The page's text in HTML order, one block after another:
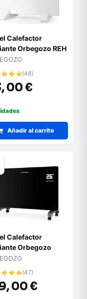
Calefactor
Orbegozo REH
500W/ WiFi
� � �(48)
00 €
Añadir al carrito
Calefactor
Orbegozo
2020/ 2000W/
� � �(47)
00 €